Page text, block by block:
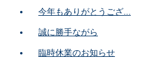
今年もありがとうござ...
誠に勝手ながら
臨時休業のお知らせ